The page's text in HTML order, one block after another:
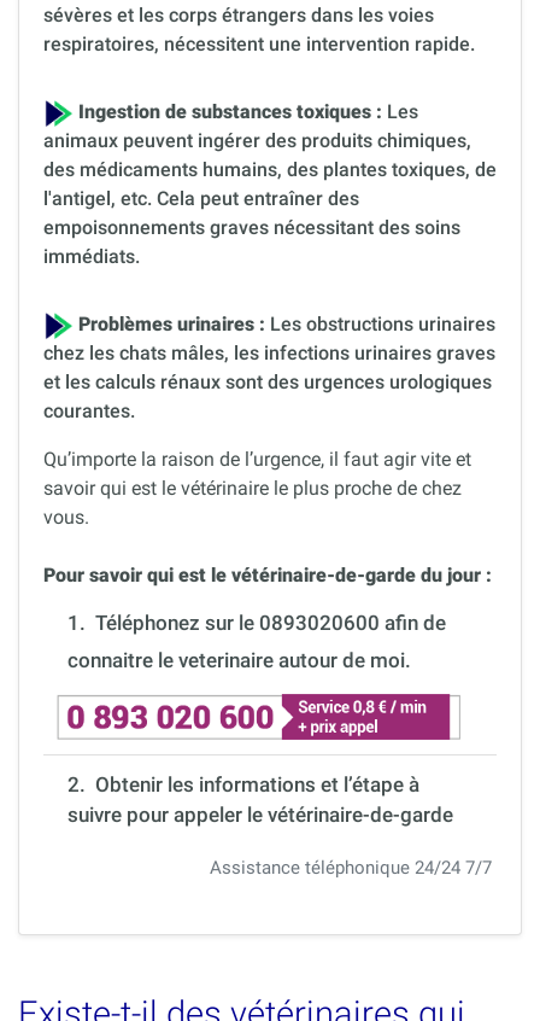
sévères et les corps étrangers dans les voies
respiratoires, nécessitent une intervention rapide.
Ingestion de substances toxiques : Les
animaux peuvent ingérer des produits chimiques,
des médicaments humains, des plantes toxiques, de
l'antigel, etc. Cela peut entraîner des
empoisonnements graves nécessitant des soins
immédiats.
Problèmes urinaires : Les obstructions urinaires
chez les chats mâles, les infections urinaires graves
et les calculs rénaux sont des urgences urologiques
courantes.
Qu’importe la raison de l’urgence, il faut agir vite et
savoir qui est le vétérinaire le plus proche de chez
vous.
Pour savoir qui est le vétérinaire-de-garde du jour :
1. Téléphonez sur le 0893020600 afin de
connaitre le veterinaire autour de moi.
2. Obtenir les informations et l’étape à
suivre pour appeler le vétérinaire-de-garde
Assistance téléphonique 24/24 7/7